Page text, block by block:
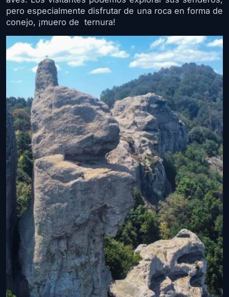
pero especialmente disfrutar de una roca en forma de
conejo, ¡muero de ternura!